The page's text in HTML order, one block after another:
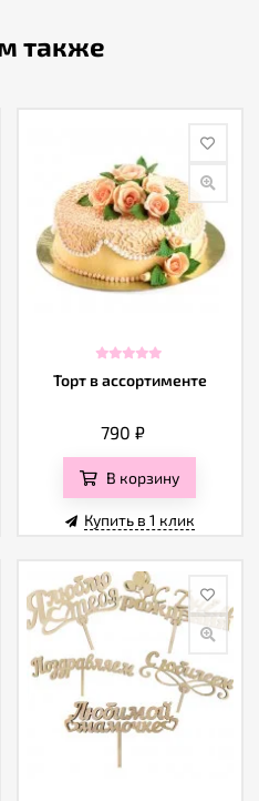
также
Торт в ассортименте
790₽
В корзину
Купить в 1 клик